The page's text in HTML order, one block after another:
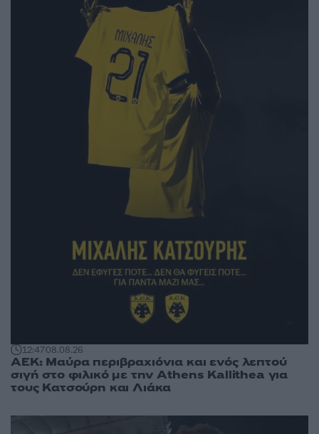
12:4708.08.26
ΑΕΚ: Μαύρα περιβραχιόνια και ενός λεπτού
σιγή στο φιλικό με την Athens Kallithea για
τους Κατσούρη και Λιάκα